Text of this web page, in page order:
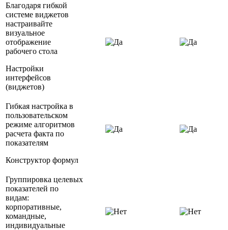
Благодаря гибкой
системе виджетов
настраивайте
визуальное
отображение
рабочего стола
Настройки
интерфейсов
(виджетов)
Гибкая настройка в
пользовательском
режиме алгоритмов
расчета факта по
показателям
Конструктор формул
Группировка целевых
показателей по
видам:
корпоративные,
командные,
индивидуальные